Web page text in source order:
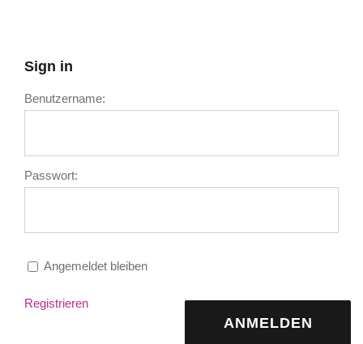
Sign in
Benutzername:
Passwort:
Angemeldet bleiben
ANMELDEN
Registrieren